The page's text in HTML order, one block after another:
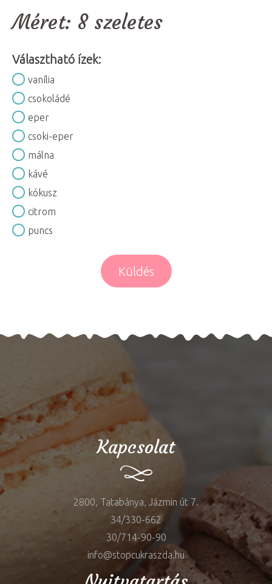
Méret: 8 szeletes
Választható ízek:
vanília
csokoládé
eper
csoki-eper
málna
kávé
kókusz
citrom
puncs
Küldés
Kapcsolat
2800, Tatabánya, Jázmin út 7.
34/330-662
30/714-90-90
info@stopcukraszda.hu